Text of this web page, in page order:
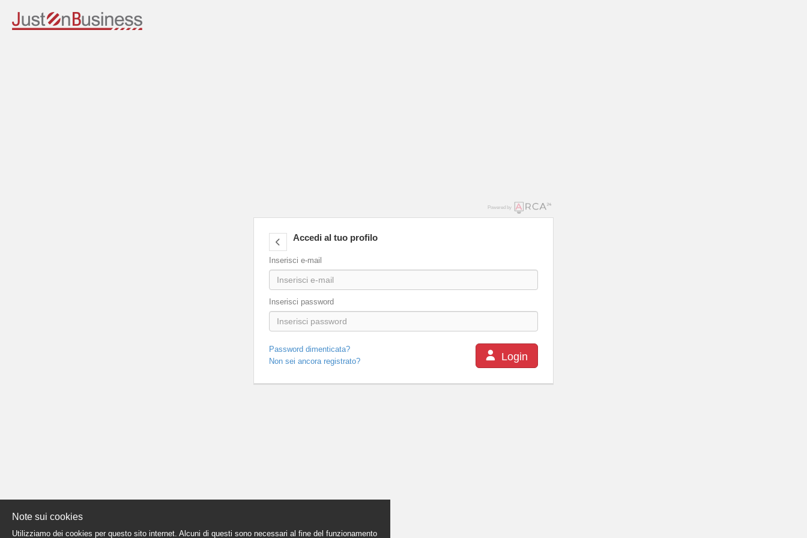
Powered by
Accedi al tuo profilo
Inserisci e-mail
Inserisci password
Login
Password dimenticata?
Non sei ancora registrato?
Note sui cookies
Utilizziamo dei cookies per questo sito internet. Alcuni di questi sono necessari al fine del funzionamento